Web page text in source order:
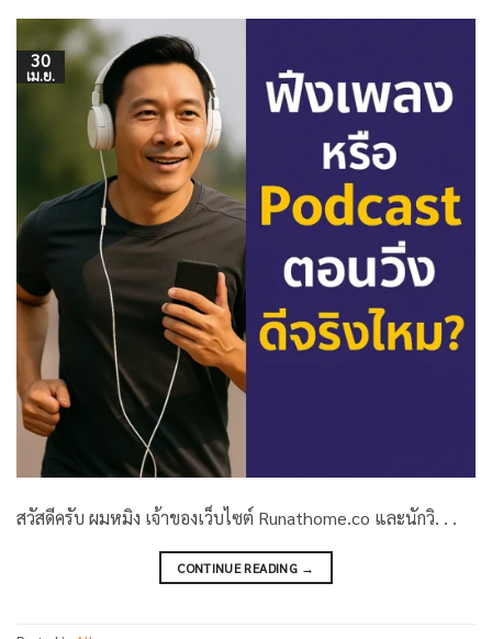
30
เม.ย.
สวัสดีครับ ผมหมิง เจ้าของเว็บไซต์ Runathome.co และนักวิ. . .
CONTINUE READING →